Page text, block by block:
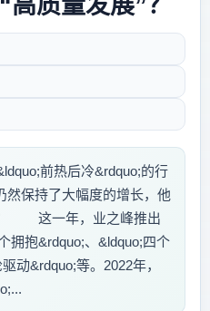
质量发展”？
前热后冷&rdquo;的行
然保持了大幅度的增长，他
？ 这一年，业之峰推出
拥抱&rdquo;、&ldquo;四个
动&rdquo;等。2022年，